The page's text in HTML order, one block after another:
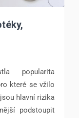
popularita
které se vžilo
hlavní rizika
podstoupit